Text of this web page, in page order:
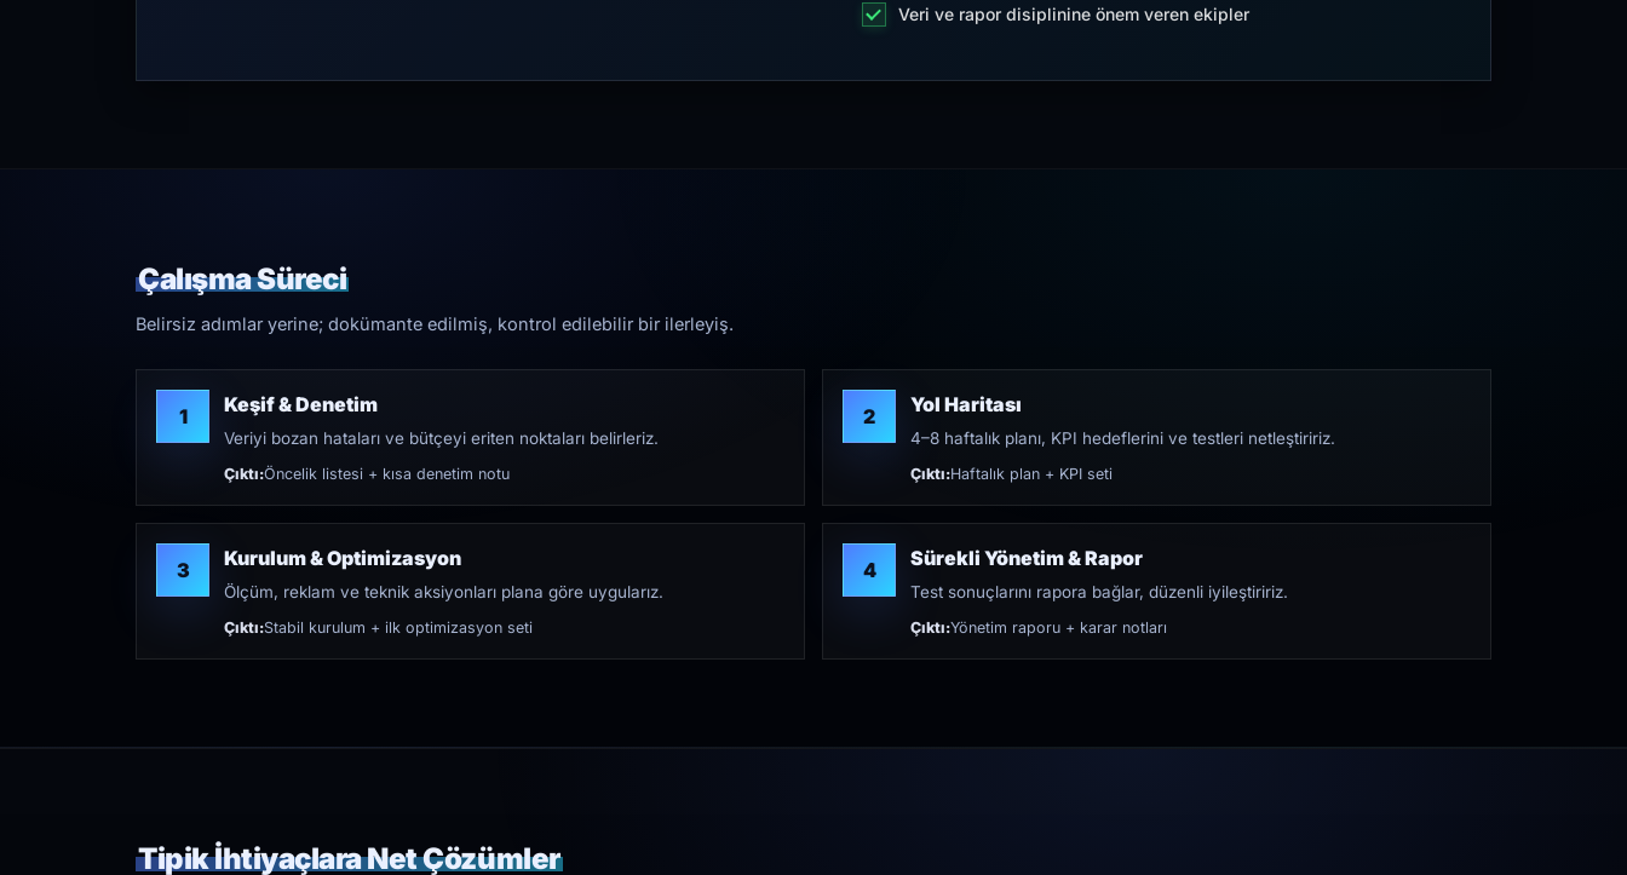
Veri ve rapor disiplinine önem veren ekipler
Çalışma Süreci
Belirsiz adımlar yerine; dokümante edilmiş, kontrol edilebilir bir ilerleyiş.
1 Keşif & Denetim
Veriyi bozan hataları ve bütçeyi eriten noktaları belirleriz.
Çıktı:Öncelik listesi + kısa denetim notu
2 Yol Haritası
4–8 haftalık planı, KPI hedeflerini ve testleri netleştiririz.
Çıktı:Haftalık plan + KPI seti
3 Kurulum & Optimizasyon
Ölçüm, reklam ve teknik aksiyonları plana göre uygularız.
Çıktı:Stabil kurulum + ilk optimizasyon seti
4 Sürekli Yönetim & Rapor
Test sonuçlarını rapora bağlar, düzenli iyileştiririz.
Çıktı:Yönetim raporu + karar notları
Tipik İhtiyaçlara Net Çözümler